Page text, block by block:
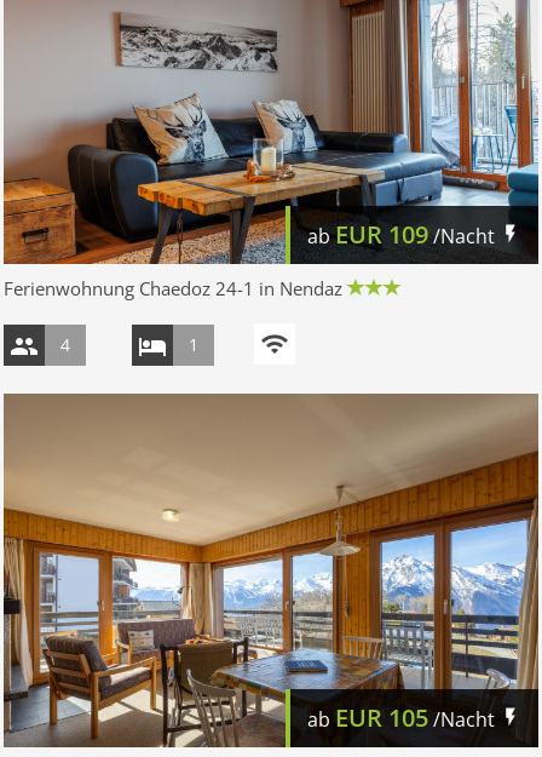
abEUR 109/Nacht
Ferienwohnung Chaedoz 24-1 in Nendaz
4 1
ab EUR 105/Nacht